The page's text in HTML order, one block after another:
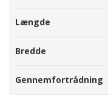
Længde
Bredde
Gennemfortrådning